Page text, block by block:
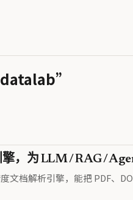
，为 LLM / RAG /
档解析引擎，能把 PDF、